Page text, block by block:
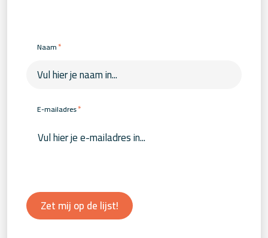
Naam*
E-mailadres*
Zet mij op de lijst!